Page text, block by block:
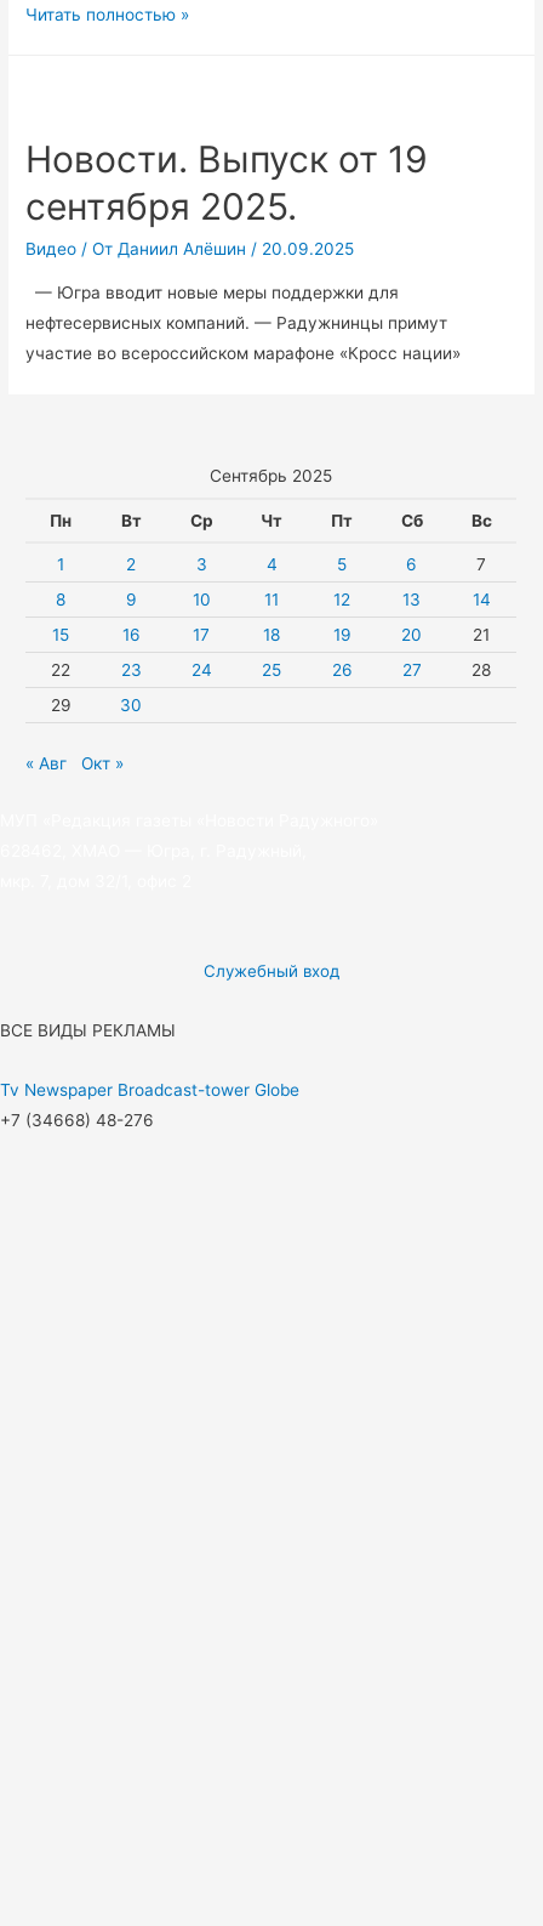
Югра
общественного
пространства
в
подшефной
Макеевке
–
сквера,
Пятилетки.
Читать полностью »
Новости. Выпуск от 19
сентября 2025.
Видео / От Даниил Алёшин / 20.09.2025
— Югра вводит новые меры поддержки для
нефтесервисных компаний. — Радужнинцы примут
участие во всероссийском марафоне «Кросс нации»
Сентябрь 2025
Пн Вт Ср Чт Пт Сб Вс
1 2 3 4 5 6
7
8
9 10 11 12 13
14
15
16 17 18 19 20
21
22
23 24 25 26 27
28
29
30
« Авг Окт »
Служебный вход
ВСЕ ВИДЫ РЕКЛАМЫ
Tv Newspaper Broadcast-tower Globe
+7 (34668) 48-276